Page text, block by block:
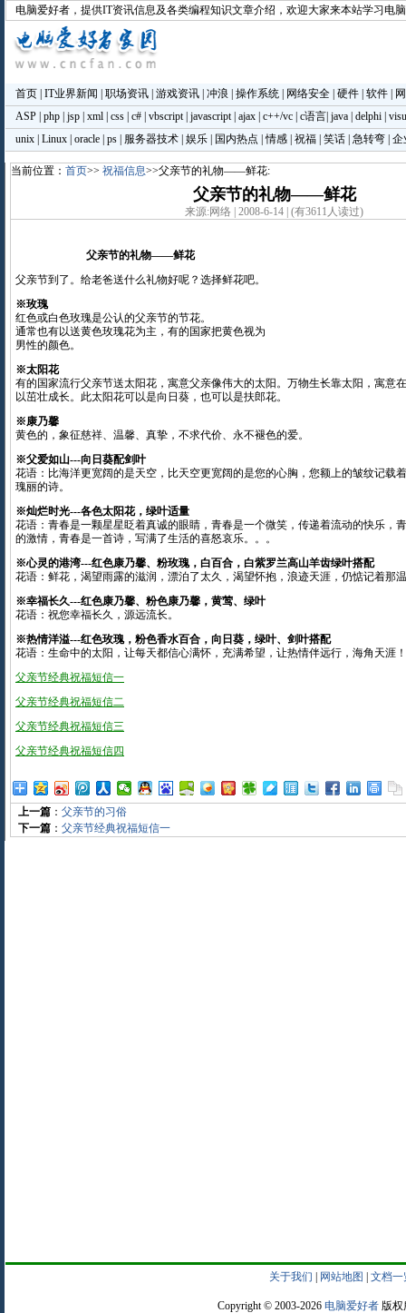
电脑爱好者 ，提供IT资讯信息及各类编程知识文章介绍，欢迎大家来本站学习电
首页| IT业界新闻 职场资讯| 游戏资讯| 冲浪 操作系统| 网络安全| 硬件| 软件|
ASP| php| jsp| xml| css| c#| vbscript| javascript| ajax| c++/vc| c语言| java| delphi|
unix| Linux| oracle| ps| 服务器技术| 娱乐| 国内热点 |情感| 祝福| 笑话| 急转弯| 企
当前位置： 首页>> 祝福信息>>父亲节的礼物——鲜花:
父亲节的礼物——鲜花
来源:网络 | 2008-6-14 | (有3611人读过)
父亲节的礼物——鲜花
父亲节到了。给老爸送什么礼物好呢？选择鲜花吧。
※玫瑰
红色或白色玫瑰是公认的父亲节的节花。
通常也有以送黄色玫瑰花为主，有的国家把黄色视为
男性的颜色。
※太阳花
有的国家流行父亲节送太阳花，寓意父亲像伟大的太阳。万物生长靠太阳，寓意
以茁壮成长。此太阳花可以是向日葵，也可以是扶郎花。
※康乃馨
黄色的，象征慈祥、温馨、真挚，不求代价、永不褪色的爱。
※父爱如山---向日葵配剑叶
花语：比海洋更宽阔的是天空，比天空更宽阔的是您的心胸，您额上的皱纹记载
瑰丽的诗。
※灿烂时光---各色太阳花，绿叶适量
花语：青春是一颗星星眨着真诚的眼睛，青春是一个微笑，传递着流动的快乐，
的激情，青春是一首诗，写满了生活的喜怒哀乐。。。
※心灵的港湾---红色康乃馨、粉玫瑰，白百合，白紫罗兰高山羊齿绿叶搭配
花语：鲜花，渴望雨露的滋润，漂泊了太久，渴望怀抱，浪迹天涯，仍惦记着那
※幸福长久---红色康乃馨、粉色康乃馨，黄莺、绿叶
花语：祝您幸福长久，源远流长。
※热情洋溢---红色玫瑰，粉色香水百合，向日葵，绿叶、剑叶搭配
花语：生命中的太阳，让每天都信心满怀，充满希望，让热情伴远行，海角天涯！
父亲节经典祝福短信一
父亲节经典祝福短信二
父亲节经典祝福短信三
父亲节经典祝福短信四
上一篇 ： 父亲节的习俗
下一篇 ： 父亲节经典祝福短信一
关于我们 网站地图 文档一
Copyright © 2003-2026 电脑爱好者版权